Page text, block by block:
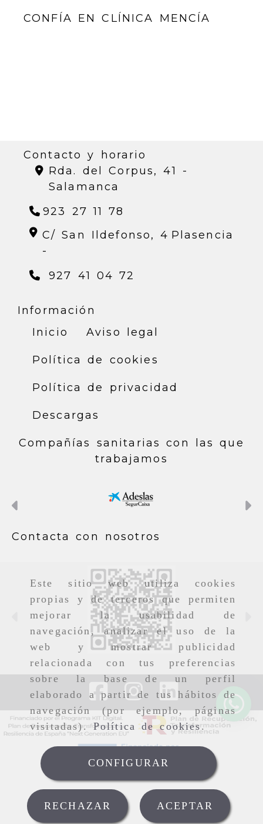
Este sitio web utiliza cookies
propias y de terceros que permiten
mejorar la usabilidad de
navegación, analizar el uso de la
web y mostrar publicidad
relacionada con tus preferencias
sobre la base de un perfil
elaborado a partir de tus hábitos de
navegación (por ejemplo, páginas
visitadas).Política de cookies.
CONFIGURAR
RECHAZAR ACEPTAR
CONFÍA EN CLÍNICA MENCÍA
Contacto y horario
Rda. del Corpus, 41 -
Salamanca
923 27 11 78
C/ San Ildefonso, 4
-
Plasencia
927 41 04 72
Información
Inicio
Aviso legal
Política de cookies
Política de privacidad
Descargas
Compañías sanitarias con las que
trabajamos
Contacta con nosotros
Anterior